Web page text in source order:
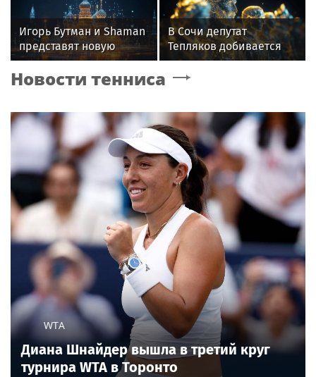
Игорь Бутман и Shaman
представят новую
премьеру 27 октября
В Сочи депутат
Тепляков добивается
изменений в Генплан
для нового детсада
Новости тенниса
WTA
Диана Шнайдер вышла в третий круг
турнира WTA в Торонто